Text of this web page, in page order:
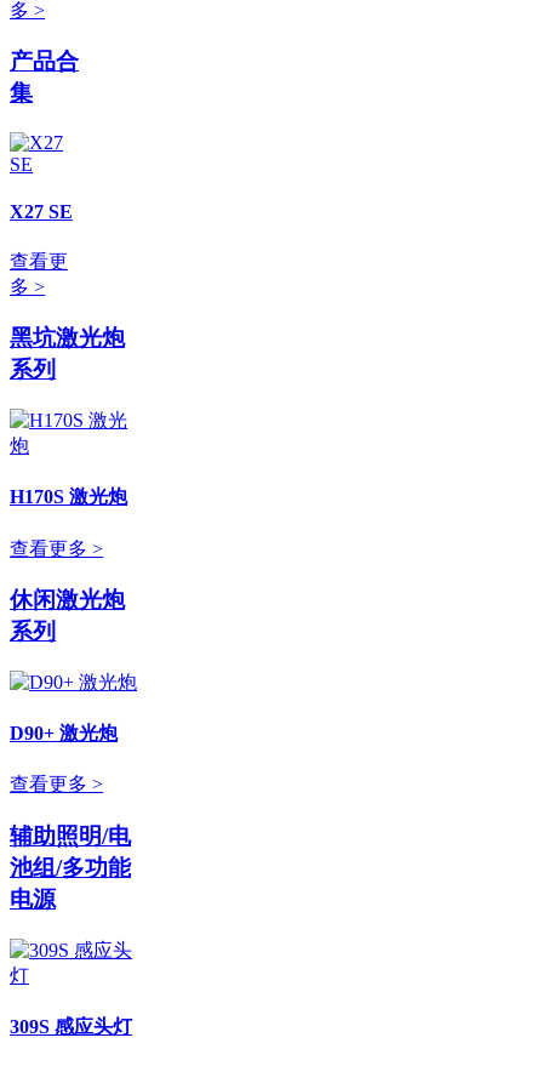
多 >
产品合
集
X27 SE
查看更
多 >
黑坑激光炮
系列
H170S 激光炮
查看更多 >
休闲激光炮
系列
D90+ 激光炮
查看更多 >
辅助照明/电
池组/多功能
电源
309S 感应头灯